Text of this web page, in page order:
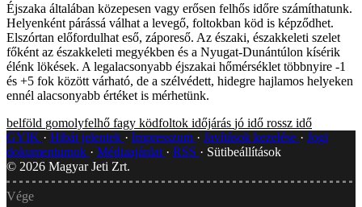
Éjszaka általában közepesen vagy erősen felhős időre számíthatunk.
Helyenként párássá válhat a levegő, foltokban köd is képződhet.
Elszórtan előfordulhat eső, záporeső. Az északi, északkeleti szelet
főként az északkeleti megyékben és a Nyugat-Dunántúlon kísérik
élénk lökések. A legalacsonyabb éjszakai hőmérséklet többnyire -1
és +5 fok között várható, de a szélvédett, hidegre hajlamos helyeken
ennél alacsonyabb értéket is mérhetünk.
belföld gomolyfelhő fagy ködfoltok időjárás jó idő rossz idő
GYIK
Hibát jelentek Impresszum Javítások kezelése
Jogi
dokumentumok
Médiaajánlat RSS
Sütibeállítások
© 2026 Magyar Jeti Zrt.
Vége